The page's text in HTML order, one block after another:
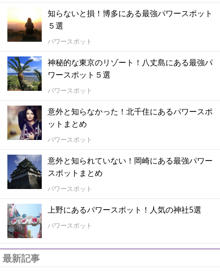
知らないと損！博多にある最強パワースポット
５選
パワースポット
神秘的な東京のリゾート！八丈島にある最強パ
ワースポット５選
パワースポット
意外と知らなかった！北千住にあるパワースポ
ットまとめ
パワースポット
意外と知られていない！岡崎にある最強パワー
スポットまとめ
パワースポット
上野にあるパワースポット！人気の神社5選
パワースポット
最新記事